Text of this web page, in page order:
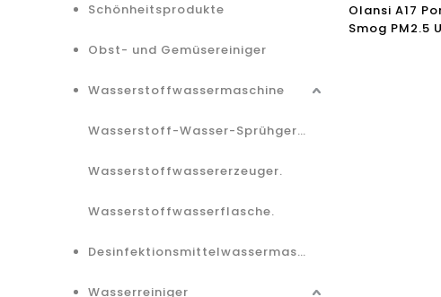
Schönheitsprodukte
Obst- und Gemüsereiniger
Wasserstoffwassermaschine
Wasserstoff-Wasser-Sprühgerät.
Wasserstoffwassererzeuger.
Wasserstoffwasserflasche.
Desinfektionsmittelwassermaschine.
Wasserreiniger
Olansi A17
Smog PM2.5